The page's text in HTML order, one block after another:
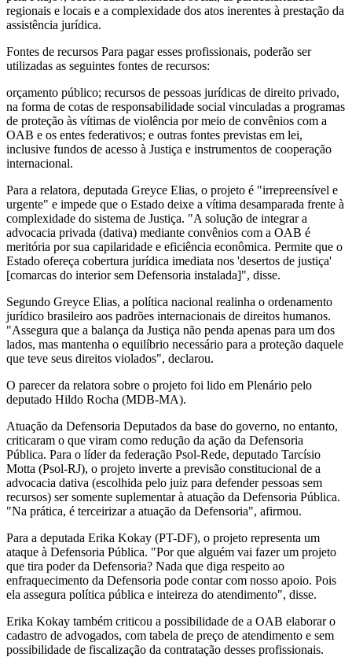
regionais e locais e a complexidade dos atos inerentes à prestação da
assistência jurídica.
Fontes de recursos Para pagar esses profissionais, poderão ser
utilizadas as seguintes fontes de recursos:
orçamento público; recursos de pessoas jurídicas de direito privado,
na forma de cotas de responsabilidade social vinculadas a programas
de proteção às vítimas de violência por meio de convênios com a
OAB e os entes federativos; e outras fontes previstas em lei,
inclusive fundos de acesso à Justiça e instrumentos de cooperação
internacional.
Para a relatora, deputada Greyce Elias, o projeto é "irrepreensível e
urgente" e impede que o Estado deixe a vítima desamparada frente à
complexidade do sistema de Justiça. "A solução de integrar a
advocacia privada (dativa) mediante convênios com a OAB é
meritória por sua capilaridade e eficiência econômica. Permite que o
Estado ofereça cobertura jurídica imediata nos 'desertos de justiça'
[comarcas do interior sem Defensoria instalada]", disse.
Segundo Greyce Elias, a política nacional realinha o ordenamento
jurídico brasileiro aos padrões internacionais de direitos humanos.
"Assegura que a balança da Justiça não penda apenas para um dos
lados, mas mantenha o equilíbrio necessário para a proteção daquele
que teve seus direitos violados", declarou.
O parecer da relatora sobre o projeto foi lido em Plenário pelo
deputado Hildo Rocha (MDB-MA).
Atuação da Defensoria Deputados da base do governo, no entanto,
criticaram o que viram como redução da ação da Defensoria
Pública. Para o líder da federação Psol-Rede, deputado Tarcísio
Motta (Psol-RJ), o projeto inverte a previsão constitucional de a
advocacia dativa (escolhida pelo juiz para defender pessoas sem
recursos) ser somente suplementar à atuação da Defensoria Pública.
"Na prática, é terceirizar a atuação da Defensoria", afirmou.
Para a deputada Erika Kokay (PT-DF), o projeto representa um
ataque à Defensoria Pública. "Por que alguém vai fazer um projeto
que tira poder da Defensoria? Nada que diga respeito ao
enfraquecimento da Defensoria pode contar com nosso apoio. Pois
ela assegura política pública e inteireza do atendimento", disse.
Erika Kokay também criticou a possibilidade de a OAB elaborar o
cadastro de advogados, com tabela de preço de atendimento e sem
possibilidade de fiscalização da contratação desses profissionais.